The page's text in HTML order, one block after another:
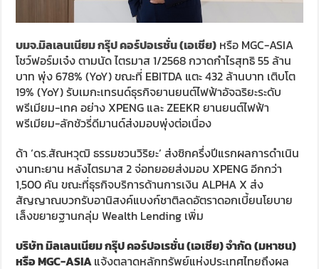
บมจ.มิลเลนเนียม กรุ๊ป คอร์ปอเรชั่น (เอเชีย) หรือ MGC-ASIA
โชว์ฟอร์มเจ๋ง ตามนัด ไตรมาส 1/2568 กวาดกำไรสุทธิ 55 ล้าน
บาท พุ่ง 678% (YoY) ขณะที่ EBITDA แตะ 432 ล้านบาท เติบโต
19% (YoY) รับเมกะเทรนด์ธุรกิจยานยนต์ไฟฟ้าอัจฉริยะระดับ
พรีเมียม-เทค อย่าง XPENG และ ZEEKR ยานยนต์ไฟฟ้า
พรีเมียม-ลักชัวรี่ดีมานด์ส่งมอบพุ่งต่อเนื่อง
ด้า ‘ดร.สัณหวุฒิ ธรรมชวนวิริยะ’ ส่งซิกครึ่งปีแรกผลการดำเนิน
งานทะยาน หลังไตรมาส 2 จ่อทยอยส่งมอบ XPENG อีกกว่า
1,500 คัน ขณะที่ธุรกิจบริการด้านการเงิน ALPHA X ส่ง
สัญญาณบวกรับอานิสงค์แบงก์ชาติลดอัตราดอกเบี้ยนโยบาย
เล็งขยายฐานกลุ่ม Wealth Lending เพิ่ม
บริษัท มิลเลนเนียม กรุ๊ป คอร์ปอเรชั่น (เอเชีย) จำกัด (มหาชน)
หรือMGC-ASIAแจ้งตลาดหลักทรัพย์แห่งประเทศไทยถึงผล